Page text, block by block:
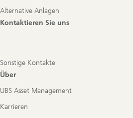
Alternative Anlagen
Kontaktieren Sie uns
Sonstige Kontakte
Über
UBS Asset Management
Karrieren